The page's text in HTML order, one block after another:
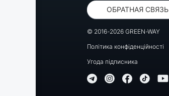
ОБРАТНАЯ СВЯЗЬ
© 2016-2026 GREEN-WAY
Політика конфіденційності
Угода підписника